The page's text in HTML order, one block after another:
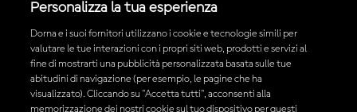
Condizioni di acquisto
Scarica l'app ufficiale MotoGP™
Personalizza la tua esperienza
Dorna e i suoi fornitori utilizzano i cookie e tecnologie simili per
valutare le tue interazioni con i propri siti web, prodotti e servizi al
fine di mostrarti una pubblicità personalizzata basata sulle tue
abitudini di navigazione (per esempio, le pagine che ha
visualizzato). Cliccando su "Accetta tutti", acconsenti alla
memorizzazione dei nostri cookie sul tuo dispositivo per questi